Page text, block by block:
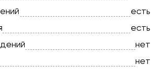
есть
есть
нет
нет